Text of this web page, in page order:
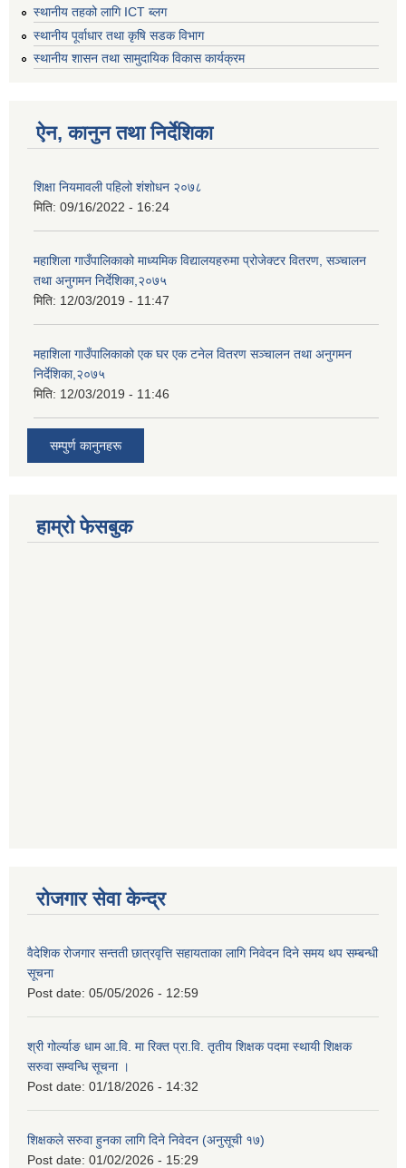
स्थानीय तहको लागि ICT ब्लग
स्थानीय पूर्वाधार तथा कृषि सडक विभाग
स्थानीय शासन तथा सामुदायिक विकास कार्यक्रम
ऐन, कानुन तथा निर्देशिका
शिक्षा नियमावली पहिलो शंशोधन २०७८
मिति: 09/16/2022 - 16:24
महाशिला गाउँपालिकाको माध्यमिक विद्यालयहरुमा प्रोजेक्टर वितरण, सञ्चालन
तथा अनुगमन निर्देशिका,२०७५
मिति: 12/03/2019 - 11:47
महाशिला गाउँपालिकाको एक घर एक टनेल वितरण सञ्चालन तथा अनुगमन
निर्देशिका,२०७५
मिति: 12/03/2019 - 11:46
सम्पुर्ण कानुनहरू
हाम्रो फेसबुक
रोजगार सेवा केन्द्र
वैदेशिक रोजगार सन्तती छात्रवृत्ति सहायताका लागि निवेदन दिने समय थप सम्बन्धी
सूचना
Post date: 05/05/2026 - 12:59
श्री गोर्ल्याङ धाम आ.वि. मा रिक्त प्रा.वि. तृतीय शिक्षक पदमा स्थायी शिक्षक
सरुवा सम्वन्धि सूचना ।
Post date: 01/18/2026 - 14:32
शिक्षकले सरुवा हुनका लागि दिने निवेदन (अनुसूची १७)
Post date: 01/02/2026 - 15:29